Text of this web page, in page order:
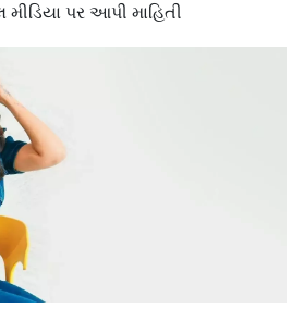
પર આપી માહિતી